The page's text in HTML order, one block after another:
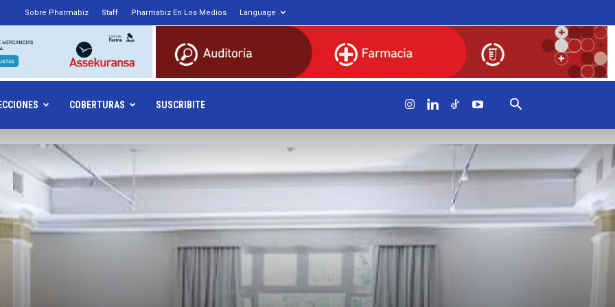
Sobre Pharmabiz Staff Pharmabiz En Los Medios Language
COBERTURAS SUSCRIBITE